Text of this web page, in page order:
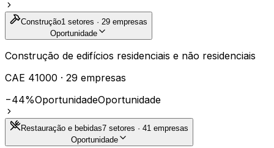
Construção1 setores · 29 empresas
Oportunidade
Construção de edifícios residenciais e não residenciais
CAE 41000 · 29 empresas
−44%OportunidadeOportunidade
Restauração e bebidas7 setores · 41 empresas
Oportunidade